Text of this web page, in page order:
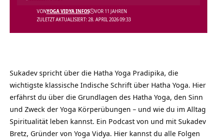
ZULETZT AKTUALISIERT: 28. APRIL 2026 09:33
VONYOGA VIDYA INFOS VOR 11 JAHREN
Sukadev spricht über die Hatha Yoga Pradipika, die
wichtigste klassische Indische Schrift über Hatha Yoga. Hier
erfährst du über die Grundlagen des Hatha Yoga, den Sinn
und Zweck der Yoga Körperübungen – und wie du im Alltag
Spiritualität leben kannst. Ein Podcast von und mit Sukadev
Bretz, Gründer von Yoga Vidya. Hier kannst du alle Folgen